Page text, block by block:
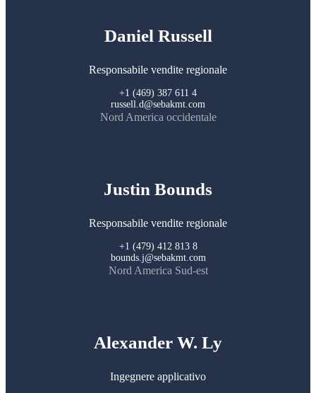
Daniel Russell
Responsabile vendite regionale
+1 (469) 387 611 4
russell.d@sebakmt.com
Nord America occidentale
Justin Bounds
Responsabile vendite regionale
+1 (479) 412 813 8
bounds.j@sebakmt.com
Nord America Sud-est
Alexander W. Ly
Ingegnere applicativo